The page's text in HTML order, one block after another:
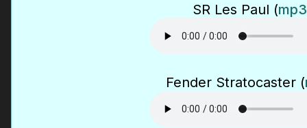
SR Les Paul (mp3
Fender Stratocaster (